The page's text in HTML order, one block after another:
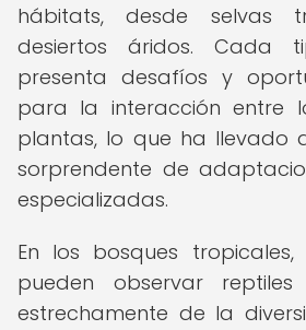
hábitats, desde selvas
desiertos áridos. Cada
presenta desafíos y
para la interacción entre
plantas, lo que ha llevado
sorprendente de
especializadas.
En los bosques
pueden observar
estrechamente de la